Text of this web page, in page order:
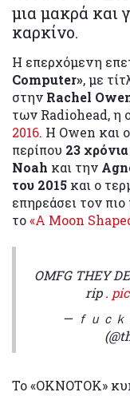
μια μακρά και
καρκίνο.
Η επερχόμενη
Computer», με
στην Rachel
των Radiohead, η
2016. Η Owen και ο
περίπου 23 χρόνια
Noah και την
του 2015 και ο
επηρεάσει τον
το«A Moon
OMFG THEY
rip .
— ｆｕｃｋ
Το «ΟΚΝΟΤΟΚ»